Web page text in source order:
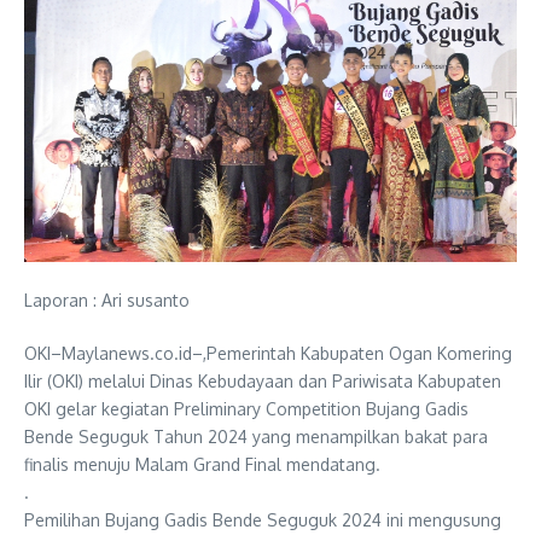
Laporan : Ari susanto
OKI–Maylanews.co.id–,Pemerintah Kabupaten Ogan Komering
Ilir (OKI) melalui Dinas Kebudayaan dan Pariwisata Kabupaten
OKI gelar kegiatan Preliminary Competition Bujang Gadis
Bende Seguguk Tahun 2024 yang menampilkan bakat para
finalis menuju Malam Grand Final mendatang.
.
Pemilihan Bujang Gadis Bende Seguguk 2024 ini mengusung